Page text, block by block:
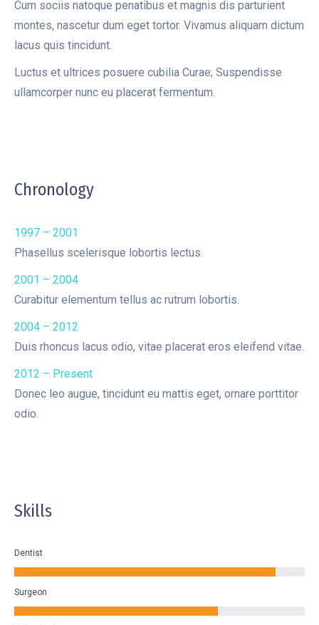
Cum sociis natoque penatibus et magnis dis parturient
montes, nascetur dum eget tortor. Vivamus aliquam dictum
lacus quis tincidunt.
Luctus et ultrices posuere cubilia Curae; Suspendisse
ullamcorper nunc eu placerat fermentum.
Chronology
1997 – 2001
Phasellus scelerisque lobortis lectus.
2001 – 2004
Curabitur elementum tellus ac rutrum lobortis.
2004 – 2012
Duis rhoncus lacus odio, vitae placerat eros eleifend vitae.
2012 – Present
Donec leo augue, tincidunt eu mattis eget, ornare porttitor
odio.
Skills
Dentist
Surgeon